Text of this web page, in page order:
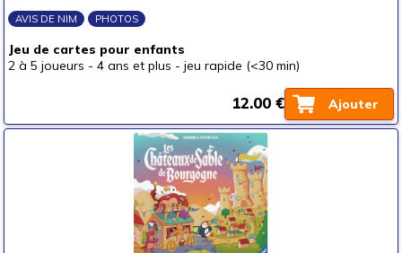
AVIS DE NIM PHOTOS
Jeu de cartes pour enfants
2 à 5 joueurs - 4 ans et plus - jeu rapide (<30 min)
Ajouter
12.00 €